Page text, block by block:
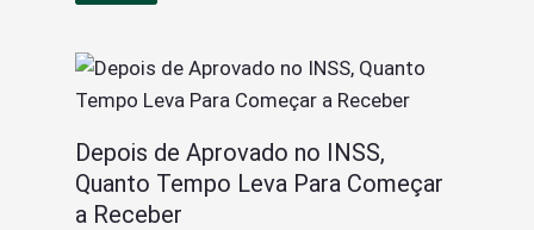
Depois de Aprovado no INSS,
Quanto Tempo Leva Para Começar
a Receber